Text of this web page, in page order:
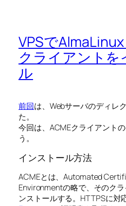
VPSで
クライアントを
ル
前回は、Webサーバのディレ
た。
今回は、ACMEクライアント
う。
インストール方法
ACMEとは、Automated
Environmentの略で、そのクラ
ンストールする。HTTPSに対